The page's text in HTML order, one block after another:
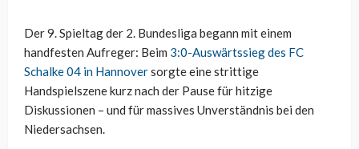
Der 9. Spieltag der 2. Bundesliga begann mit einem
handfesten Aufreger: Beim 3:0-Auswärtssieg des FC
Schalke 04 in Hannoversorgte eine strittige
Handspielszene kurz nach der Pause für hitzige
Diskussionen – und für massives Unverständnis bei den
Niedersachsen.